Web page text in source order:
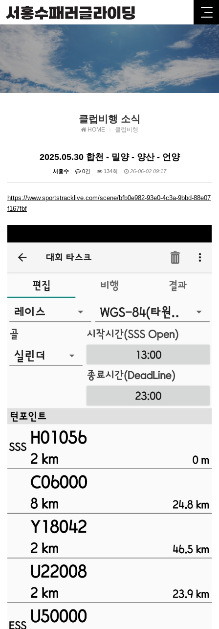
클럽비행 소식
HOME 클럽비행
2025.05.30 합천 - 밀양 - 양산 - 언양
서홍수 0건 134회 26-06-02 09:17
https://www.sportstracklive.com/scene/bfb0e982-93e0-4c3a-9bbd-88e07
f167fbf